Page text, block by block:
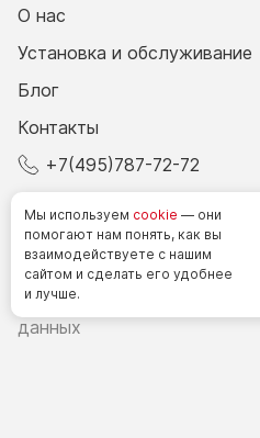
О нас
Установка и обслуживание
Блог
Контакты
+7(495)787-72-72
Счетчики посетителей в РФ
Политика в области
данных
Мы используем cookie — они
помогают нам понять, как вы
взаимодействуете с нашим
сайтом и сделать его удобнее
и лучше.